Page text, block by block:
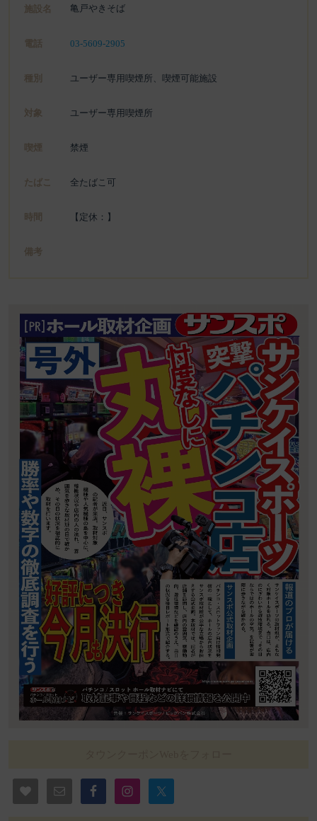
施設名 亀戸やきそば
電話 03-5609-2905
種別 ユーザー専用喫煙所、喫煙可能施設
対象 ユーザー専用喫煙所
喫煙 禁煙
たばこ 全たばこ可
時間 【定休：】
備考